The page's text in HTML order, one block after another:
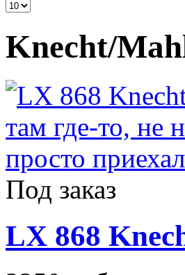
Knecht/
Под заказ
LX 868